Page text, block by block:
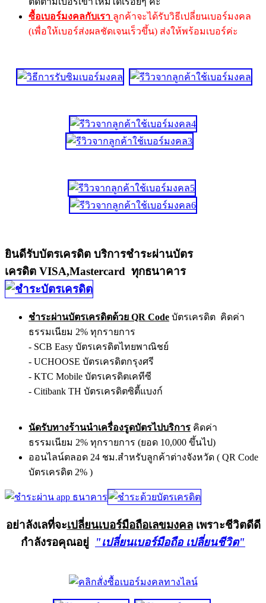
ซื้อเบอร์มงคลกับเรา ลูกค้าจะได้รับวิธีเปลี่ยนเบอร์มงคล
(เพื่อให้เบอร์ส่งผลชัดเจนเร็วขึ้น) ส่งให้พร้อมเบอร์ค่ะ
ยินดีรับบัตรเครดิต บริการชำระผ่านบัตร
เครดิต VISA,Mastercard ทุกธนาคาร
ชำระผ่านบัตรเครดิตด้วย QR Code บัตรเครดิต คิดค่า
ธรรมเนียม 2% ทุกรายการ
- SCB Easy บัตรเครดิตไทยพาณิชย์
- UCHOOSE บัตรเครดิตกรุงศรี
- KTC Mobile บัตรเครดิตเคทีซี
- Citibank TH บัตรเครดิตซิตี้แบงก์
นัดรับทางร้านนำเครื่องรูดบัตรไปบริการ คิดค่า
ธรรมเนียม 2% ทุกรายการ (ยอด 10,000 ขึ้นไป)
ออนไลน์ตลอด 24 ชม.สำหรับลูกค้าต่างจังหวัด ( QR Code
บัตรเครดิต 2% )
อย่าลังเลที่จะเปลี่ยนเบอร์มือถือเลขมงคลเพราะชีวิตดีดี
กำลังรอคุณอยู่
"เปลี่ยนเบอร์มือถือ เปลี่ยนชีวิต"